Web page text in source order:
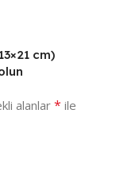
cm)
alanlar * ile